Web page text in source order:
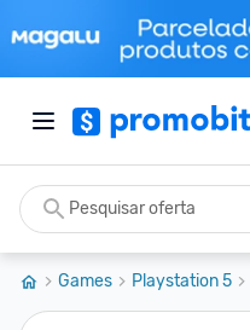
Games Playstation 5